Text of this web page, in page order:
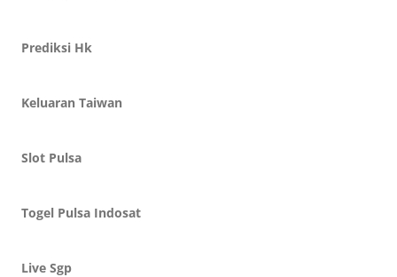
Prediksi Hk
Keluaran Taiwan
Slot Pulsa
Togel Pulsa Indosat
Live Sgp